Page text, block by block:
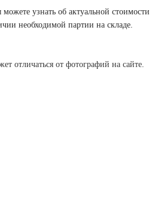
узнать об актуальной стоимости
необходимой партии на складе.
отличаться от фотографий на сайте.